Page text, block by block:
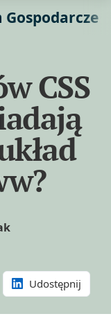
Gospodarcze
CSS
Udostępnij